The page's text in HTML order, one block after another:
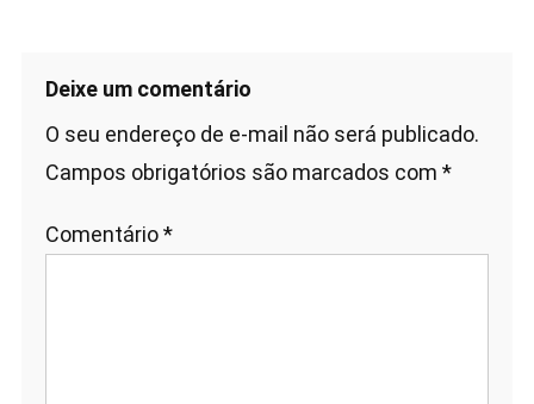
Deixe um comentário
O seu endereço de e-mail não será publicado.
Campos obrigatórios são marcados com *
Comentário*